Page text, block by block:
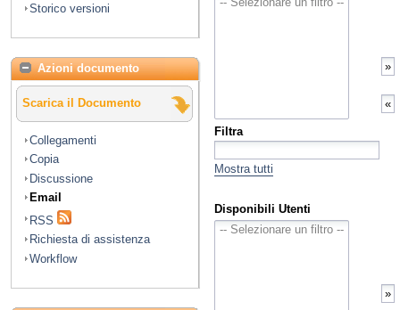
Storico versioni
Azioni documento
Scarica il Documento
Collegamenti
Copia
Discussione
Email
RSS
Richiesta di assistenza
Workflow
Filtra
Mostra tutti
Disponibili Utenti